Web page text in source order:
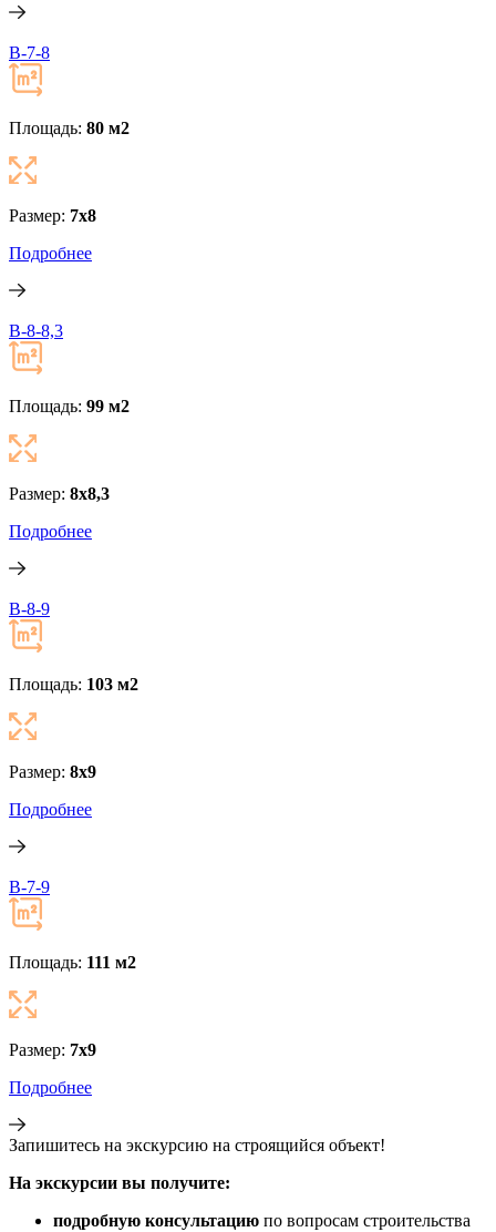
B-7-8
Площадь: 80 м2
Размер: 7х8
Подробнее
B-8-8,3
Площадь: 99 м2
Размер: 8х8,3
Подробнее
B-8-9
Площадь: 103 м2
Размер: 8х9
Подробнее
B-7-9
Площадь: 111 м2
Размер: 7х9
Подробнее
Запишитесь на экскурсию на строящийся объект!
На экскурсии вы получите:
подробную консультацию по вопросам строительства